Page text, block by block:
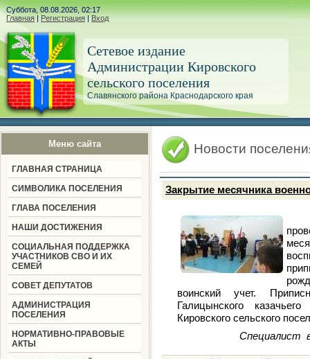
Суббота, 08.08.2026, 02:17
Главная | Регистрация | Вход
Сетевое издание
Администрации Кировского
сельского поселения
Славянского района Краснодарского края
Меню сайта
ГЛАВНАЯ СТРАНИЦА
СИМВОЛИКА ПОСЕЛЕНИЯ
ГЛАВА ПОСЕЛЕНИЯ
НАШИ ДОСТИЖЕНИЯ
СОЦИАЛЬНАЯ ПОДДЕРЖКА
УЧАСТНИКОВ СВО И ИХ
СЕМЕЙ
СОВЕТ ДЕПУТАТОВ
АДМИНИСТРАЦИЯ
ПОСЕЛЕНИЯ
НОРМАТИВНО-ПРАВОВЫЕ
АКТЫ
Новости
Закрытие месячника
воинский учет.
Галицынского
Кировского сельского
Специалист